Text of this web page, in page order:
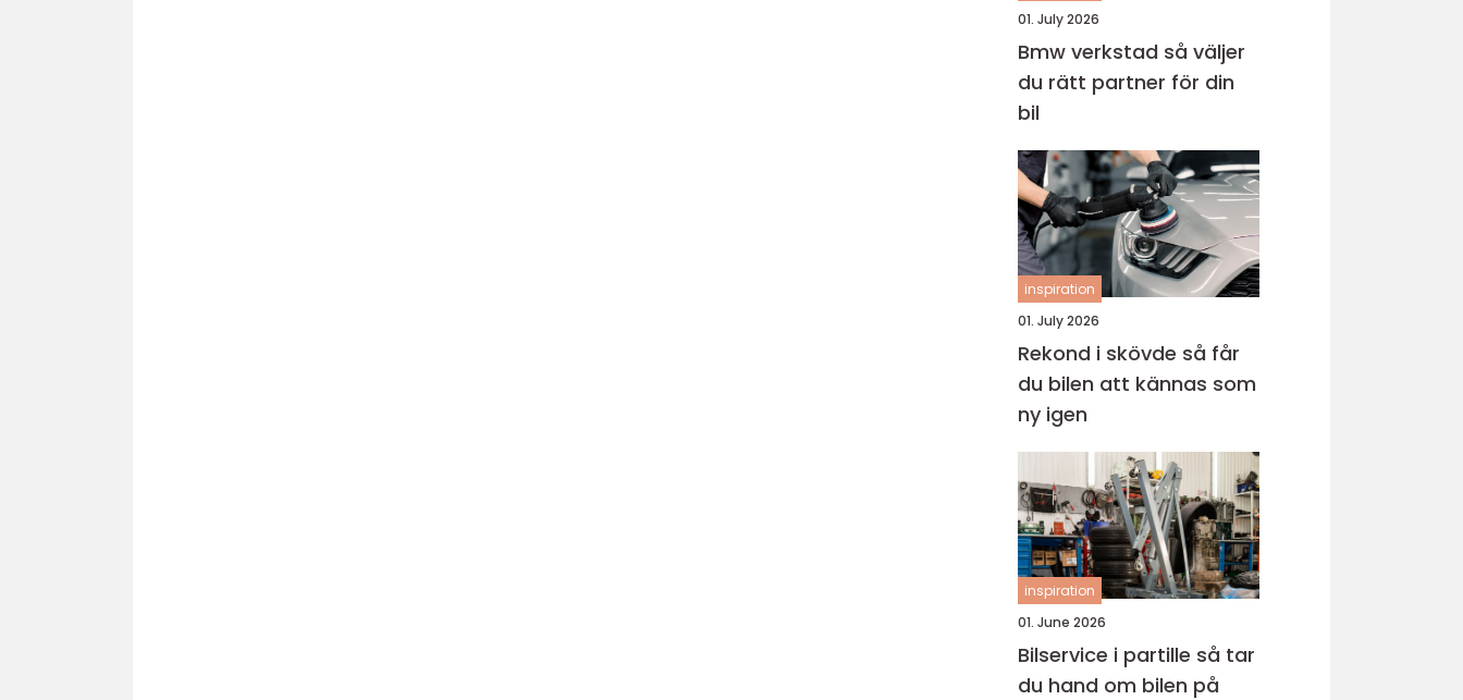
01. July 2026
Bmw verkstad så väljer
du rätt partner för din
bil
inspiration
01. July 2026
Rekond i skövde så får
du bilen att kännas som
ny igen
inspiration
01. June 2026
Bilservice i partille så tar
du hand om bilen på